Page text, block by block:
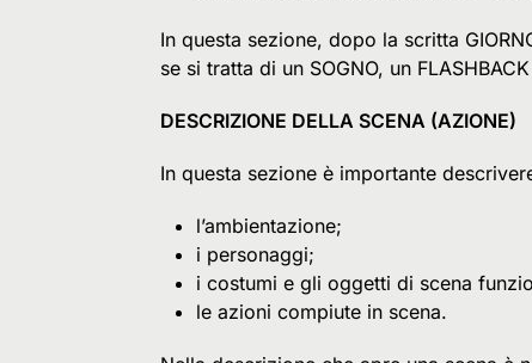
In questa sezione, dopo la scritta
se si tratta di un SOGNO, un
DESCRIZIONE DELLA SCENA (AZIONE)
In questa sezione è importante
l’ambientazione;
i personaggi;
i costumi e gli oggetti di scena
le azioni compiute in scena.